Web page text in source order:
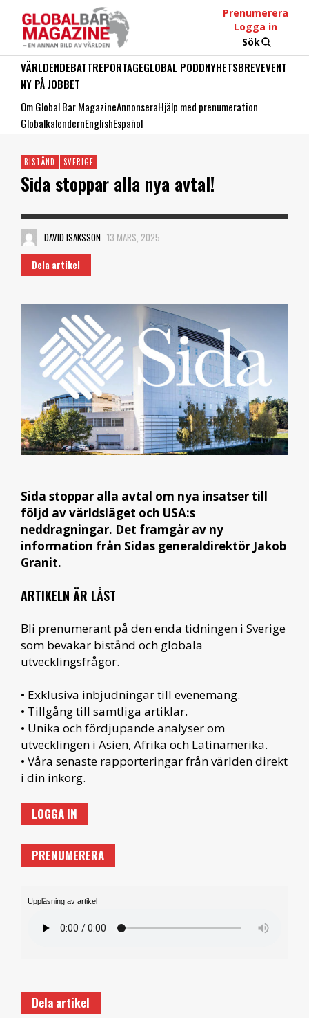
Prenumerera
Logga in
Sök
VÄRLDENDEBATTREPORTAGEGLOBAL PODDNYHETSBREVEVENT
NY PÅ JOBBET
Om Global Bar MagazineAnnonseraHjälp med prenumeration
GlobalkalendernEnglishEspañol
BISTÅND SVERIGE
Sida stoppar alla nya avtal!
DAVID ISAKSSON 13 MARS, 2025
Dela artikel
Sida stoppar alla avtal om nya insatser till
följd av världsläget och USA:s
neddragningar. Det framgår av ny
information från Sidas generaldirektör Jakob
Granit.
ARTIKELN ÄR LÅST
Bli prenumerant på den enda tidningen i Sverige
som bevakar bistånd och globala
utvecklingsfrågor.
• Exklusiva inbjudningar till evenemang.
• Tillgång till samtliga artiklar.
• Unika och fördjupande analyser om
utvecklingen i Asien, Afrika och Latinamerika.
• Våra senaste rapporteringar från världen direkt
i din inkorg.
LOGGA IN
PRENUMERERA
Uppläsning av artikel
Dela artikel